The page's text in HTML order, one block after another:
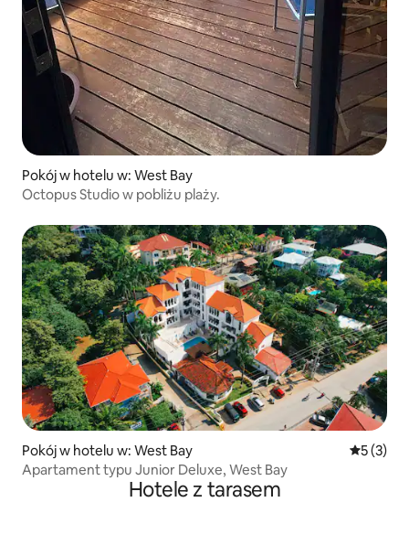
Pokój w hotelu w: West Bay
Octopus Studio w pobliżu plaży.
Pokój w hotelu w: West Bay Średnia
5 (3)
Apartament typu Junior Deluxe, West Bay
Hotele z tarasem